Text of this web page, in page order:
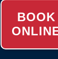
BOOK